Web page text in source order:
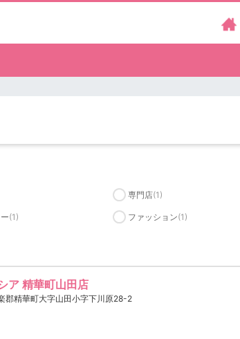
専門店(1)
(1) ファッション(1)
ア 精華町山田店
郡精華町大字山田小字下川原28-2